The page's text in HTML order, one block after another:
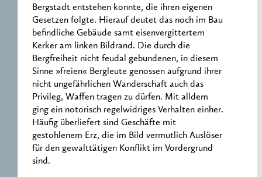
Bergstadt entstehen konnte, die ihren eigenen
Gesetzen folgte. Hierauf deutet das noch im Bau
befindliche Gebäude samt eisenvergittertem
Kerker am linken Bildrand. Die durch die
Bergfreiheit nicht feudal gebundenen, in diesem
Sinne »freien« Bergleute genossen aufgrund ihrer
nicht ungefährlichen Wanderschaft auch das
Privileg, Waffen tragen zu dürfen. Mit alldem
ging ein notorisch regelwidriges Verhalten einher.
Häufig überliefert sind Geschäfte mit
gestohlenem Erz, die im Bild vermutlich Auslöser
für den gewalttätigen Konflikt im Vordergrund
sind.